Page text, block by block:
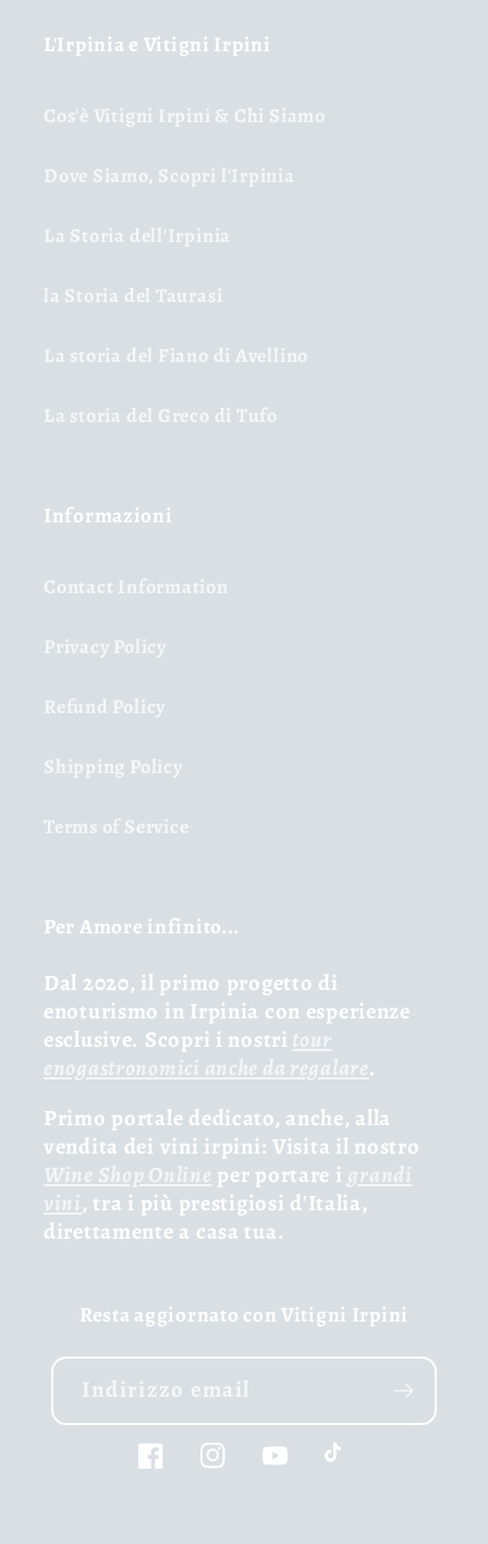
L'Irpinia e Vitigni Irpini
Cos'è Vitigni Irpini & Chi Siamo
Dove Siamo, Scopri l'Irpinia
La Storia dell'Irpinia
la Storia del Taurasi
La storia del Fiano di Avellino
La storia del Greco di Tufo
Informazioni
Contact Information
Privacy Policy
Refund Policy
Shipping Policy
Terms of Service
Per Amore infinito...
Dal 2020, il primo progetto di
enoturismo in Irpinia con esperienze
esclusive. Scopri i nostri tour
enogastronomici anche da regalare.
Primo portale dedicato, anche, alla
vendita dei vini irpini: Visita il nostro
Wine Shop Online per portare i grandi
vini, tra i più prestigiosi d'Italia,
direttamente a casa tua.
Resta aggiornato con Vitigni Irpini
Indirizzo email
FacebookInstagramYouTubeTikTok